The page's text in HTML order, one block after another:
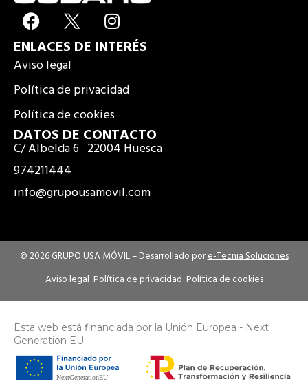
F
a
c
e
b
o
o
k
I
n
s
a
g
r
a
m
ENLACES DE INTERÉS
Aviso legal
Política de privacidad
Política de cookies
DATOS DE CONTACTO
C/ Albelda 6 22004 Huesca
974211444
info@grupousamovil.com
© 2026 GRUPO USA MÓVIL – Desarrollado pore-Tecnia Soluciones
Aviso legal Política de privacidad Política de cookies
Esta web está financiada por la Unión Europea - Next
Generation EU